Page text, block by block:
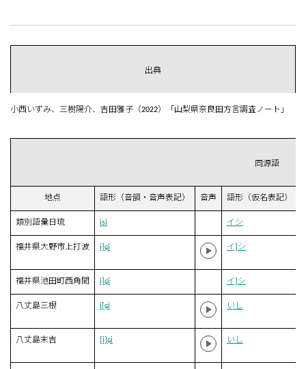
出典
小西いずみ、三樹陽介、吉田雅子（2022）「山梨県奈良田方言調査ノート」
同源語
地点 語形（音韻・音声表記） 音声 語形（仮名表記）
類別語彙日琉 isi イシ
福井県大野市上打波 i]ɕi イ]シ
福井県池田町西角間 i]ɕi イ]シ
八丈島三根 i[ɕi いし
八丈島末吉 [i]ɕi いし